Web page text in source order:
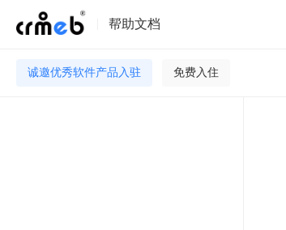
帮助文档
诚邀优秀软件产品入驻 免费入住